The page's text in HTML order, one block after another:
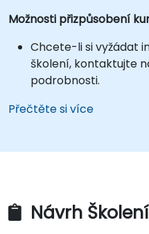
Možnosti přizpůsobení
Chcete-li si vyžádat
školení, kontaktujte
podrobnosti.
Přečtěte si více
Návrh Školení